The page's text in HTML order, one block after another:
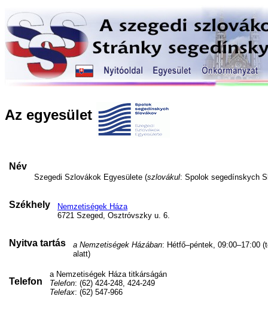
Az egyesület
Név
Szegedi Szlovákok Egyesülete (szlovákul: Spolok segedínskych
Székhely
Nemzetiségek Háza
6721 Szeged, Osztróvszky u. 6.
Nyitva tartás a Nemzetiségek Házában: Hétfő–péntek, 09:00–17:00
alatt)
Telefon
a Nemzetiségek Háza titkárságán
Telefon: (62) 424-248, 424-249
Telefax: (62) 547-966